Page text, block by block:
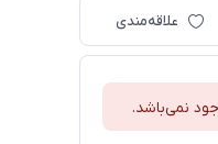
علاقه‌مندی
نمی‌باشد.